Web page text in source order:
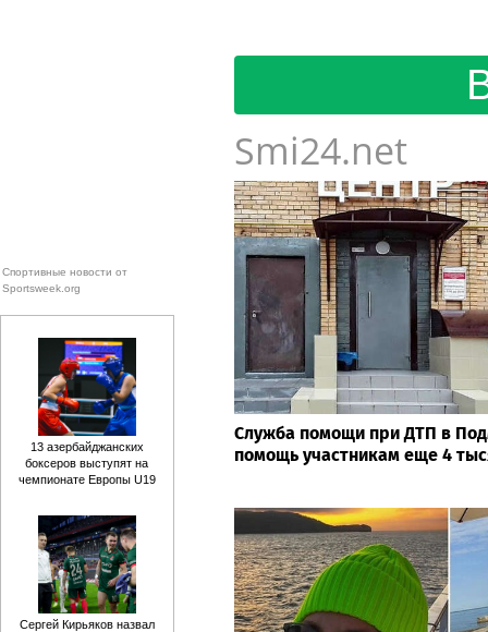
Smi24.net
Служба помощи при ДТП в
помощь участникам еще 4
Спортивные новости от
Sportsweek.org
13 азербайджанских
боксеров выступят на
чемпионате Европы U19
Сергей Кирьяков назвал